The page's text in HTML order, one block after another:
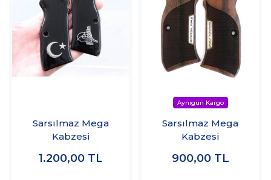
Sarsılmaz Mega
Kabzesi
1.200,00 TL
Sarsılmaz Mega
Kabzesi
900,00 TL